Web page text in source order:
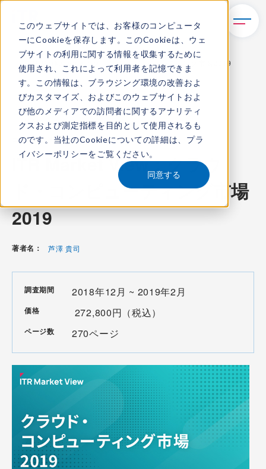
このウェブサイトでは、お客様のコンピュータ
ーにCookieを保存します。このCookieは、ウェ
ブサイトの利用に関する情報を収集するために
使用され、これによって利用者を記憶できま
す。この情報は、ブラウジング環境の改善およ
びカスタマイズ、およびこのウェブサイトおよ
び他のメディアでの訪問者に関するアナリティ
クスおよび測定指標を目的として使用されるも
のです。当社のCookieについての詳細は、 プラ
イバシーポリシーをご覧ください。
同意する
TOP
レポート・ライブラリ
ITR Market View：クラウド・コンピューティング市場2019
ITR Market View
コンテンツ番号：M-19000600発刊日：2019年3月12日
ITR Market View：クラウ
ド・コンピューティング市場
2019
著者名： 芦澤 貴司
調査期間 2018年12月 ~ 2019年2月
価格 272,800円（税込）
ページ数 270ページ